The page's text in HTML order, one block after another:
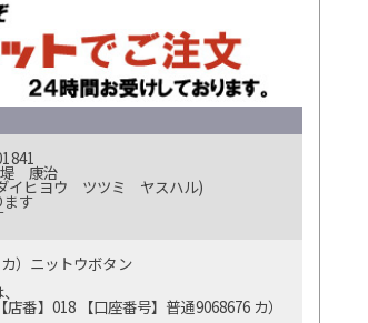
堤 康治
イヒヨウ ツツミ ヤスハル)
ます
）ニットウボタン
番】018 【口座番号】普通9068676 カ）